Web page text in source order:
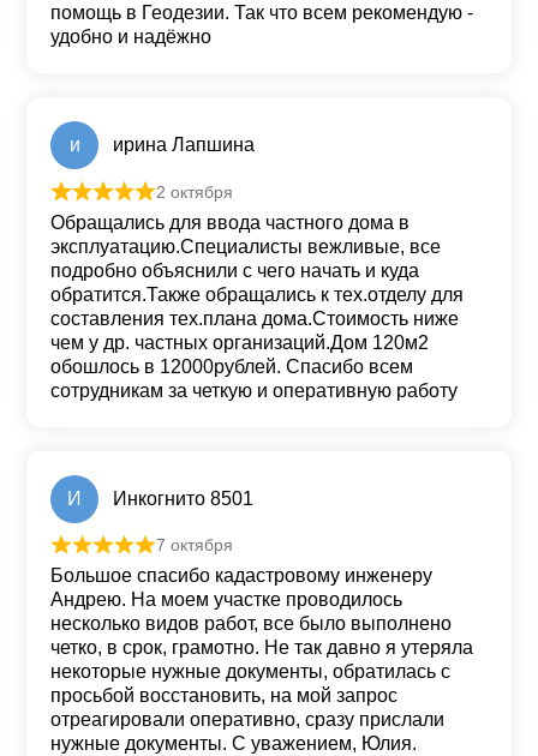
помощь в Геодезии. Так что всем рекомендую -
удобно и надёжно
и ирина Лапшина
Оценка 5из 5
2 октября
Обращались для ввода частного дома в
эксплуатацию.Специалисты вежливые, все
подробно объяснили с чего начать и куда
обратится.Также обращались к тех.отделу для
составления тех.плана дома.Стоимость ниже
чем у др. частных организаций.Дом 120м2
обошлось в 12000рублей. Спасибо всем
сотрудникам за четкую и оперативную работу
И Инкогнито 8501
Оценка
7 октября
Большое спасибо кадастровому инженеру
Андрею. На моем участке проводилось
несколько видов работ, все было выполнено
четко, в срок, грамотно. Не так давно я утеряла
некоторые нужные документы, обратилась с
просьбой восстановить, на мой запрос
отреагировали оперативно, сразу прислали
нужные документы. С уважением, Юлия.